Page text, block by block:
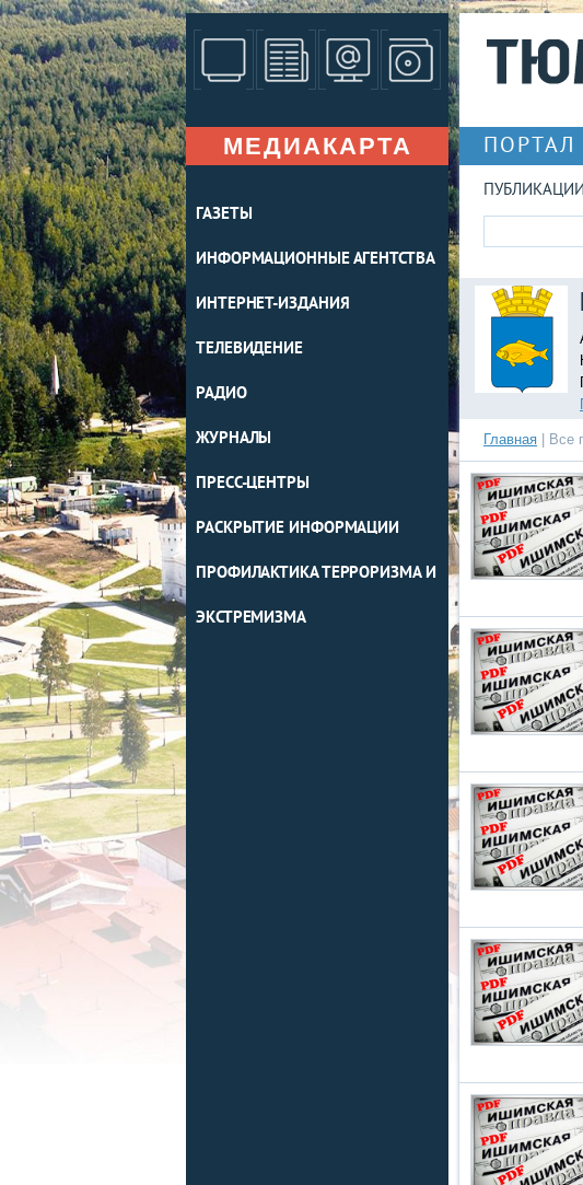
МЕДИАКАРТА
ГАЗЕТЫ
ИНФОРМАЦИОННЫЕ АГЕНТСТВА
ИНТЕРНЕТ-ИЗДАНИЯ
ТЕЛЕВИДЕНИЕ
РАДИО
ЖУРНАЛЫ
ПРЕСС-ЦЕНТРЫ
РАСКРЫТИЕ ИНФОРМАЦИИ
ПРОФИЛАКТИКА ТЕРРОРИЗМА И
ЭКСТРЕМИЗМА
ПУБЛИКАЦИИ
Главная Все